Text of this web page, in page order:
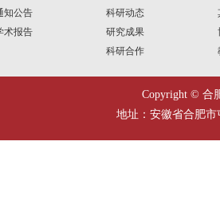
知公告
术报告
科研动态
研究成果
科研合作
Copyright © 合
地址：安徽省合肥市